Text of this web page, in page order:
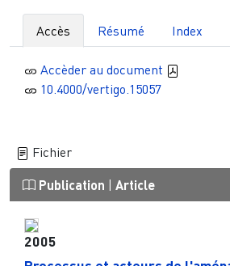
Accès Résumé Index
Accèder au document
10.4000/vertigo.15057
Fichier
Publication Article
2005